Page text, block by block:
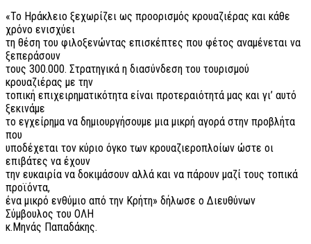
«Το Ηράκλειο ξεχωρίζει ως προορισμός κρουαζιέρας και κάθε
χρόνο ενισχύει
τη θέση του φιλοξενώντας επισκέπτες που φέτος αναμένεται να
ξεπεράσουν
τους 300.000. Στρατηγικά η διασύνδεση του τουρισμού
κρουαζιέρας με την
τοπική επιχειρηματικότητα είναι προτεραιότητά μας και γι’ αυτό
ξεκινάμε
το εγχείρημα να δημιουργήσουμε μια μικρή αγορά στην προβλήτα
που
υποδέχεται τον κύριο όγκο των κρουαζιεροπλοίων ώστε οι
επιβάτες να έχουν
την ευκαιρία να δοκιμάσουν αλλά και να πάρουν μαζί τους τοπικά
προϊόντα,
ένα μικρό ενθύμιο από την Κρήτη» δήλωσε ο Διευθύνων
Σύμβουλος του ΟΛΗ
κ.Μηνάς Παπαδάκης.